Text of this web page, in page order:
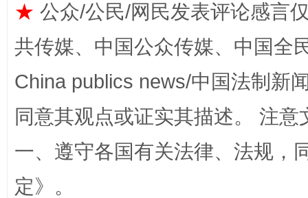
解纷+调解+退费，一次搞定
★ 公众/公民/网民发表评论感言
共传媒、中国公众传媒、中国全
China publics news/中国法制新
同意其观点或证实其描述。 注
一、遵守各国有关法律、法规，
定》。